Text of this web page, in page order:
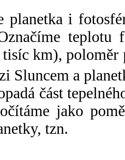
planetka i
tisíc km),
Sluncem a
část
jako
tzn.